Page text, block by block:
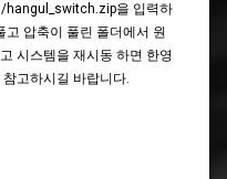
을 입력하
고 압축이 풀린 폴더에서 원
시스템을 재시동 하면 한영
고하시길 바랍니다.